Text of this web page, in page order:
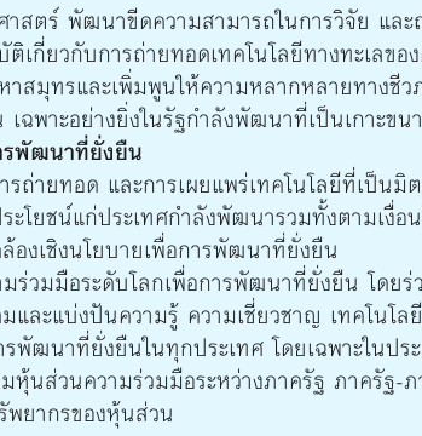
สตร์ พัฒนาขีดความสามารถในการวิจัย และ
กี่ยวกับการถ่ายทอดเทคโนโลยีทางทะเลขอ
สมุทรและเพิ่มพูนให้ความหลากหลายทางชี
ฉพาะอย่างยิ่งในรัฐกำลังพัฒนาที่เป็นเกาะข
รพัฒนาที่ยั่งยืน
ถ่ายทอด และการเผยแพร่เทคโนโลยีที่เป็นมิ
โยชน์แก่ประเทศกำลังพัฒนารวมทั้งตามเงื่
งเชิงนโยบายเพื่อการพัฒนาที่ยั่งยืน
ร่วมมือระดับโลกเพื่อการพัฒนาที่ยั่งยืน โดย
ละแบ่งปันความรู้ ความเชี่ยวชาญ เทคโนโล
พัฒนาที่ยั่งยืนในทุกประเทศ โดยเฉพาะในปร
นส่วนความร่วมมือระหว่างภาครัฐ ภาครัฐ-
ยากรของหุ้นส่วน